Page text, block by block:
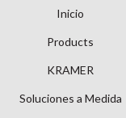
Inicio
Products
KRAMER
Soluciones a Medida